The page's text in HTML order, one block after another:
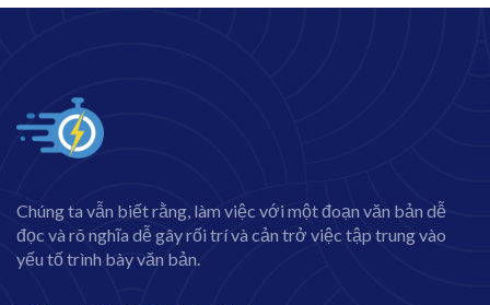
Chúng ta vẫn biết rằng, làm việc với một đoạn văn bản dễ
đọc và rõ nghĩa dễ gây rối trí và cản trở việc tập trung vào
yếu tố trình bày văn bản.